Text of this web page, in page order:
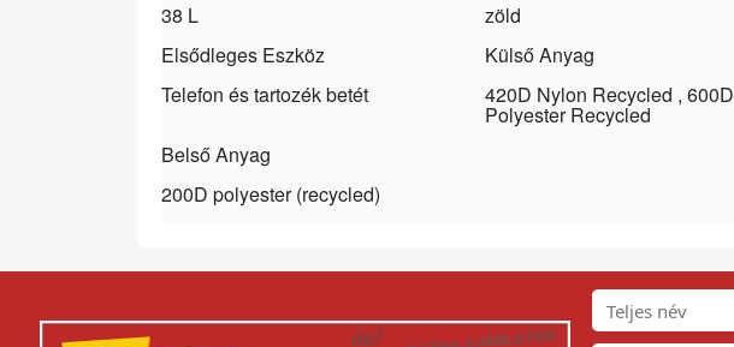
38 L
zöld
Elsődleges Eszköz
Telefon és tartozék betét
Külső Anyag
420D Nylon Recycled , 600D
Polyester Recycled
Belső Anyag
200D polyester (recycled)